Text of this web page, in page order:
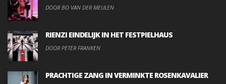
DOOR BO VAN DER MEULEN
RIENZI EINDELIJK IN HET FESTPIELHAUS
DOOR PETER FRANKEN
PRACHTIGE ZANG IN VERMINKTE ROSENKAVALIER